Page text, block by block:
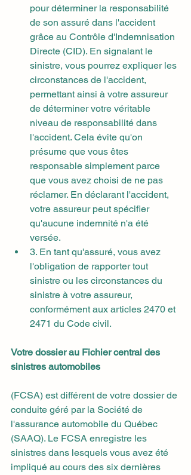
pour déterminer la responsabilité
de son assuré dans l'accident
grâce au Contrôle d'Indemnisation
Directe (CID). En signalant le
sinistre, vous pourrez expliquer les
circonstances de l'accident,
permettant ainsi à votre assureur
de déterminer votre véritable
niveau de responsabilité dans
l'accident. Cela évite qu'on
présume que vous êtes
responsable simplement parce
que vous avez choisi de ne pas
réclamer. En déclarant l'accident,
votre assureur peut spécifier
qu'aucune indemnité n'a été
versée.
3. En tant qu'assuré, vous avez
l'obligation de rapporter tout
sinistre ou les circonstances du
sinistre à votre assureur,
conformément aux articles 2470 et
2471 du Code civil.
Votre dossier au Fichier central des
sinistres automobiles
(FCSA) est différent de votre dossier de
conduite géré par la Société de
l'assurance automobile du Québec
(SAAQ). Le FCSA enregistre les
sinistres dans lesquels vous avez été
impliqué au cours des six dernières